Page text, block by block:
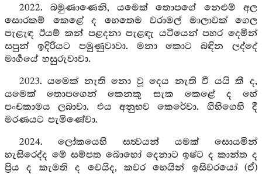
2022. බමුණාණෙනි, යමෙක් තොපගේ නෙළුම් අල
සොරකම් කෙළේ ද හෙතෙම වරාමල් මාලාවක් ගෙල
පැළැඳ ඊයම් කන් පළදනා පැළඳැ යටියෙන් පහර දෙමින්
සපුන් ඉදිරියට පමුණුවාවා. මනා කොට බඳින ලද්දේ
මාර්‍ගයේ හසුරුවාවා.
2023. යමෙක් නැති නො වූ දෙය නැති වී යයි කී ද,
යමෙක් තොපගෙන් කෙනකු සැක කෙළේ ද හේ
පංචකාමය ලබාවා. එය අනුභව කෙරේවා. ගිහිගෙහි දී
මරණයට පැමිණේවා.
2024. ලෝකයෙහි සත්‍වයන් යමක් සොයමින්
හැසිරෙද්ද මේ සම්පත බොහෝ දෙනාට ඉෂ්ට ද කාන්ත ද
ප්‍රිය ද කැමති ද වෙයිද, කවර හෙයින් ඉසිවරයෝ (ඒ)